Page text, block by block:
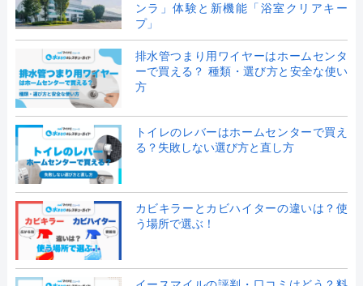
ンラ」体験と新機能「浴室クリアキー
プ」
排水管つまり用ワイヤーはホームセンタ
ーで買える？ 種類・選び方と安全な使い
方
トイレのレバーはホームセンターで買え
る？失敗しない選び方と直し方
カビキラーとカビハイターの違いは？使
う場所で選ぶ！